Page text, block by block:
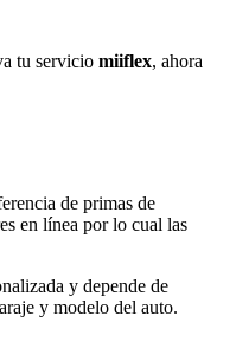
tu servicio miiflex, ahora
de primas de
en línea por lo cual las
y depende de
y modelo del auto.